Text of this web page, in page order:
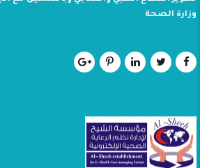
وزارة الصحة